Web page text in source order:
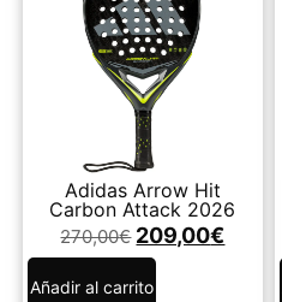
Adidas Arrow Hit
Carbon Attack 2026
270,00€ 209,00€
Añadir al carrito